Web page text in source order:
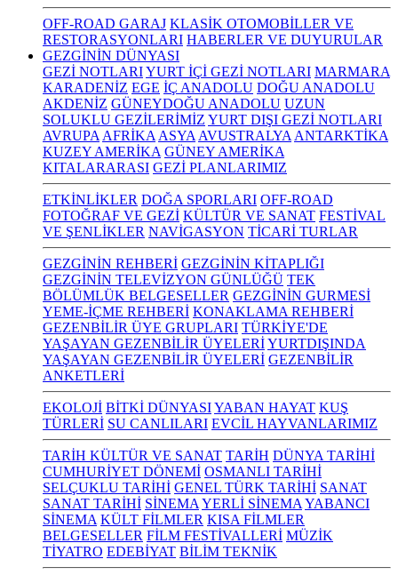
OFF-ROAD GARAJ KLASİK OTOMOBİLLER VE
RESTORASYONLARI HABERLER VE DUYURULAR
GEZGİNİN DÜNYASI
GEZİ NOTLARIYURT İÇİ GEZİ NOTLARI MARMARA
KARADENİZ EGE İÇ ANADOLU DOĞU ANADOLU
AKDENİZ GÜNEYDOĞU ANADOLU UZUN
SOLUKLU GEZİLERİMİZ YURT DIŞI GEZİ NOTLARI
AVRUPA AFRİKA ASYA AVUSTRALYA ANTARKTİKA
KUZEY AMERİKA GÜNEY AMERİKA
KITALARARASI GEZİ PLANLARIMIZ
ETKİNLİKLER DOĞA SPORLARI OFF-ROAD
FOTOĞRAF VE GEZİ KÜLTÜR VE SANAT FESTİVAL
VE ŞENLİKLER NAVİGASYON TİCARİ TURLAR
GEZGİNİN REHBERİ GEZGİNİN KİTAPLIĞI
GEZGİNİN TELEVİZYON GÜNLÜĞÜ TEK
BÖLÜMLÜK BELGESELLER GEZGİNİN GURMESİ
YEME-İÇME REHBERİ KONAKLAMA REHBERİ
GEZENBİLİR ÜYE GRUPLARI TÜRKİYE'DE
YAŞAYAN GEZENBİLİR ÜYELERİYURTDIŞINDA
YAŞAYAN GEZENBİLİR ÜYELERİ GEZENBİLİR
ANKETLERİ
EKOLOJİ BİTKİ DÜNYASIYABAN HAYAT KUŞ
TÜRLERİ SU CANLILARI EVCİL HAYVANLARIMIZ
TARİH KÜLTÜR VE SANAT TARİH DÜNYA TARİHİ
CUMHURİYET DÖNEMİ OSMANLI TARİHİ
SELÇUKLU TARİHİ GENEL TÜRK TARİHİ SANAT
SANAT TARİHİ SİNEMA YERLİ SİNEMA YABANCI
SİNEMA KÜLT FİLMLER KISA FİLMLER
BELGESELLER FİLM FESTİVALLERİ MÜZİK
TİYATRO EDEBİYAT BİLİM TEKNİK